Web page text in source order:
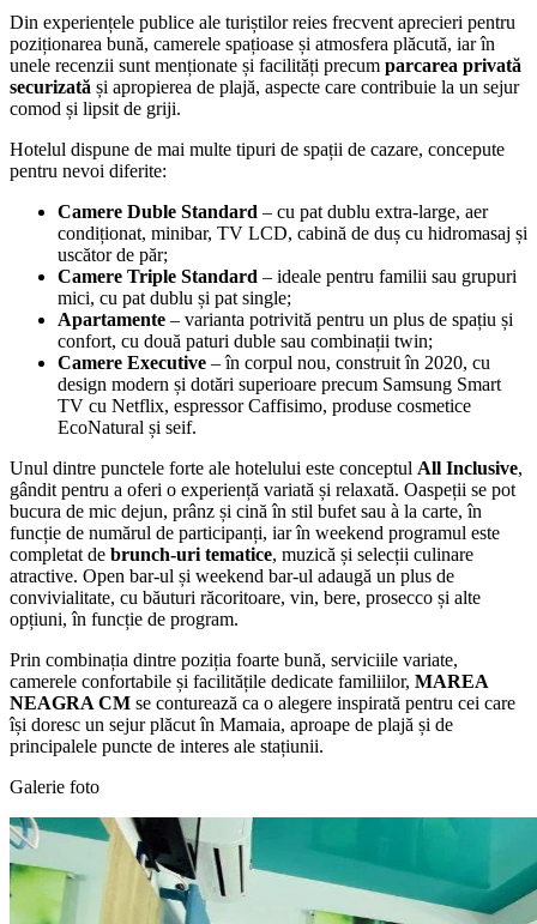
Din experiențele publice ale turiștilor reies frecvent aprecieri pentru
poziționarea bună, camerele spațioase și atmosfera plăcută, iar în
unele recenzii sunt menționate și facilități precum parcarea privată
securizată și apropierea de plajă, aspecte care contribuie la un sejur
comod și lipsit de griji.
Hotelul dispune de mai multe tipuri de spații de cazare, concepute
pentru nevoi diferite:
Camere Duble Standard – cu pat dublu extra-large, aer
condiționat, minibar, TV LCD, cabină de duș cu hidromasaj și
uscător de păr;
Camere Triple Standard – ideale pentru familii sau grupuri
mici, cu pat dublu și pat single;
Apartamente – varianta potrivită pentru un plus de spațiu și
confort, cu două paturi duble sau combinații twin;
Camere Executive – în corpul nou, construit în 2020, cu
design modern și dotări superioare precum Samsung Smart
TV cu Netflix, espressor Caffisimo, produse cosmetice
EcoNatural și seif.
Unul dintre punctele forte ale hotelului este conceptul All Inclusive,
gândit pentru a oferi o experiență variată și relaxată. Oaspeții se pot
bucura de mic dejun, prânz și cină în stil bufet sau à la carte, în
funcție de numărul de participanți, iar în weekend programul este
completat de brunch-uri tematice, muzică și selecții culinare
atractive. Open bar-ul și weekend bar-ul adaugă un plus de
convivialitate, cu băuturi răcoritoare, vin, bere, prosecco și alte
opțiuni, în funcție de program.
Prin combinația dintre poziția foarte bună, serviciile variate,
camerele confortabile și facilitățile dedicate familiilor, MAREA
NEAGRA CM se conturează ca o alegere inspirată pentru cei care
își doresc un sejur plăcut în Mamaia, aproape de plajă și de
principalele puncte de interes ale stațiunii.
Galerie foto